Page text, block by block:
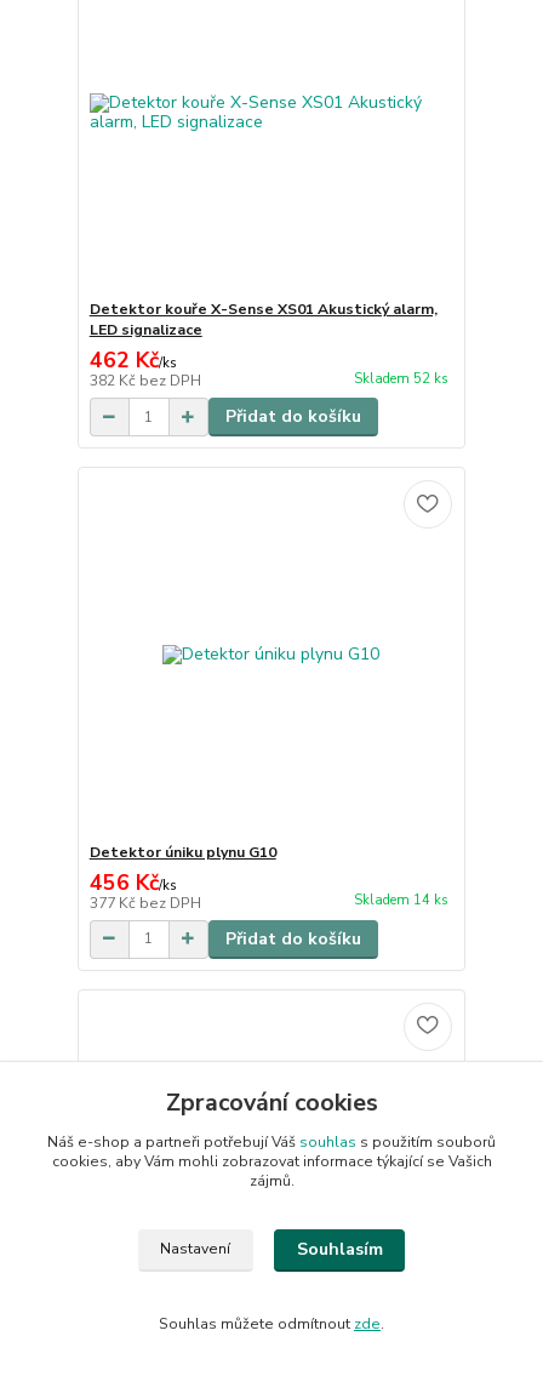
Detektor kouře X-Sense XS01 Akustický alarm,
LED signalizace
462 Kč/ks
382 Kč bez DPH Skladem 52 ks
Přidat do košíku
Detektor úniku plynu G10
456 Kč/ks
377 Kč bez DPH Skladem 14 ks
Přidat do košíku
Zpracování cookies
Náš e-shop a partneři potřebují Váš souhlas s použitím souborů
cookies, aby Vám mohli zobrazovat informace týkající se Vašich
zájmů.
Nastavení Souhlasím
Souhlas můžete odmítnout zde.